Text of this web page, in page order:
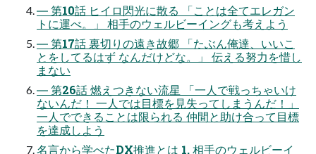
― 第10話 ヒイロ閃光に散る 「ことは全てエレガン
トに運べ。」 相手のウェルビーイングも考えよう
― 第17話 裏切りの遠き故郷 「たぶん俺達、いいこ
とをしてるはず なんだけどな。」 伝える努力を惜し
まない
― 第26話 燃えつきない流星 「一人で戦っちゃいけ
ないんだ！ 一人では目標を見失ってしまうんだ！」
一人でできることは限られる 仲間と助け合って目標
を達成しよう
名言から学べたDX推進とは 1. 相手のウェルビーイ